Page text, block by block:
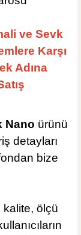
ve Sevk
Karşı
Adına
Nano ürünü
detayları
bize
kalite, ölçü